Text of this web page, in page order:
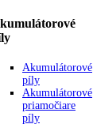
Akumulátorové
píly
Akumulátorové
priamočiare
píly